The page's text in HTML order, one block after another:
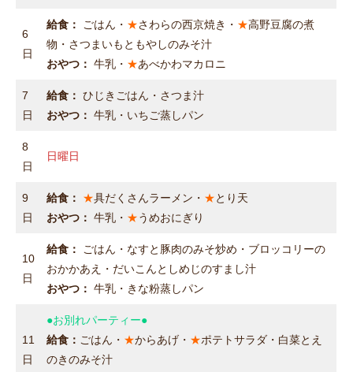
6
日
給食： ごはん・ ★さわらの西京焼き・ ★高野豆腐の煮
物・さつまいもともやしのみそ汁
おやつ： 牛乳・ ★あべかわマカロニ
7
日
給食： ひじきごはん・さつま汁
おやつ： 牛乳・いちご蒸しパン
8
日
日曜日
9
日
給食： ★具だくさんラーメン・ ★とり天
おやつ： 牛乳・ ★うめおにぎり
10
日
給食：
ごはん・なすと豚肉のみそ炒め・ブロッコリーの
おかかあえ・だいこんとしめじのすまし汁
おやつ： 牛乳・きな粉蒸しパン
11
日
●お別れパーティー●
給食： ごはん・ ★からあげ・ ★ポテトサラダ・白菜とえ
のきのみそ汁